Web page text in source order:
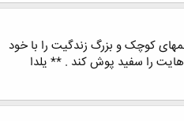
کوچک و بزرگ زندگیت را با خود
را سفید پوش کند . ** یلدا